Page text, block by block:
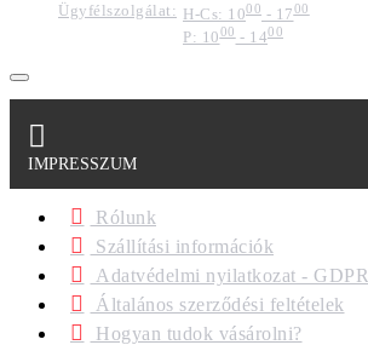
Ügyfélszolgálat: H-Cs: 1000 - 1700
P: 1000- 1400
IMPRESSZUM
Rólunk
Szállítási információk
Adatvédelmi nyilatkozat - GDPR
Általános szerződési feltételek
Hogyan tudok vásárolni?